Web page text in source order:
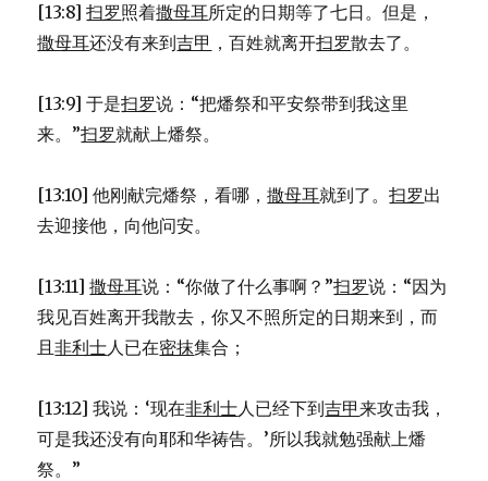
[13:8]扫罗照着撒母耳所定的日期等了七日。但是，
撒母耳还没有来到吉甲 ，百姓就离开扫罗散去了。
[13:9] 于是扫罗说：“把燔祭和平安祭带到我这里
来。”扫罗就献上燔祭。
[13:10] 他刚献完燔祭，看哪，撒母耳就到了。扫罗出
去迎接他，向他问安。
[13:11]撒母耳说：“你做了什么事啊？”扫罗说：“因为
我见百姓离开我散去，你又不照所定的日期来到，而
且非利士人已在密抹集合；
[13:12] 我说：‘现在非利士人已经下到吉甲来攻击我，
可是我还没有向耶和华祷告。’所以我就勉强献上燔
祭。”